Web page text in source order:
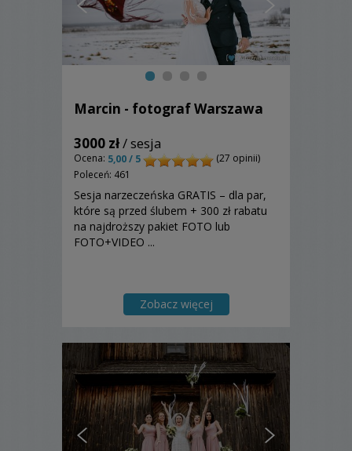
Marcin - fotograf Warszawa
3000 zł/ sesja
Ocena: 5,00 / 5
(27 opinii)
Poleceń: 461
Sesja narzeczeńska GRATIS – dla par,
które są przed ślubem + 300 zł rabatu
na najdroższy pakiet FOTO lub
FOTO+VIDEO ...
Zobacz więcej